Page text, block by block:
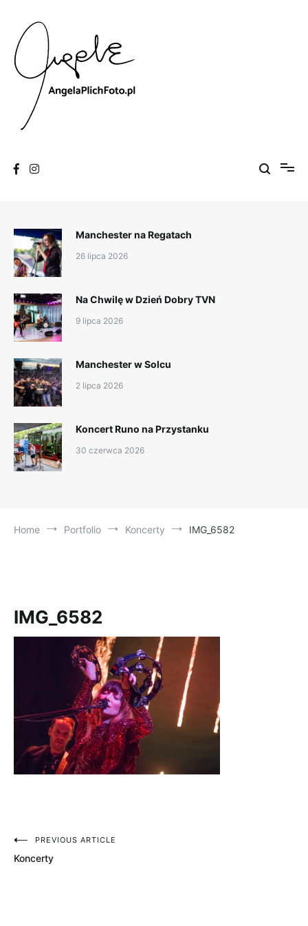
content
Manchester na Regatach
26 lipca 2026
Na Chwilę w Dzień Dobry TVN
9 lipca 2026
Manchester w Solcu
2 lipca 2026
Koncert Runo na Przystanku
30 czerwca 2026
Home Portfolio Koncerty IMG_6582
IMG_6582
Nawigacja
wpisu
PREVIOUS ARTICLE
Koncerty